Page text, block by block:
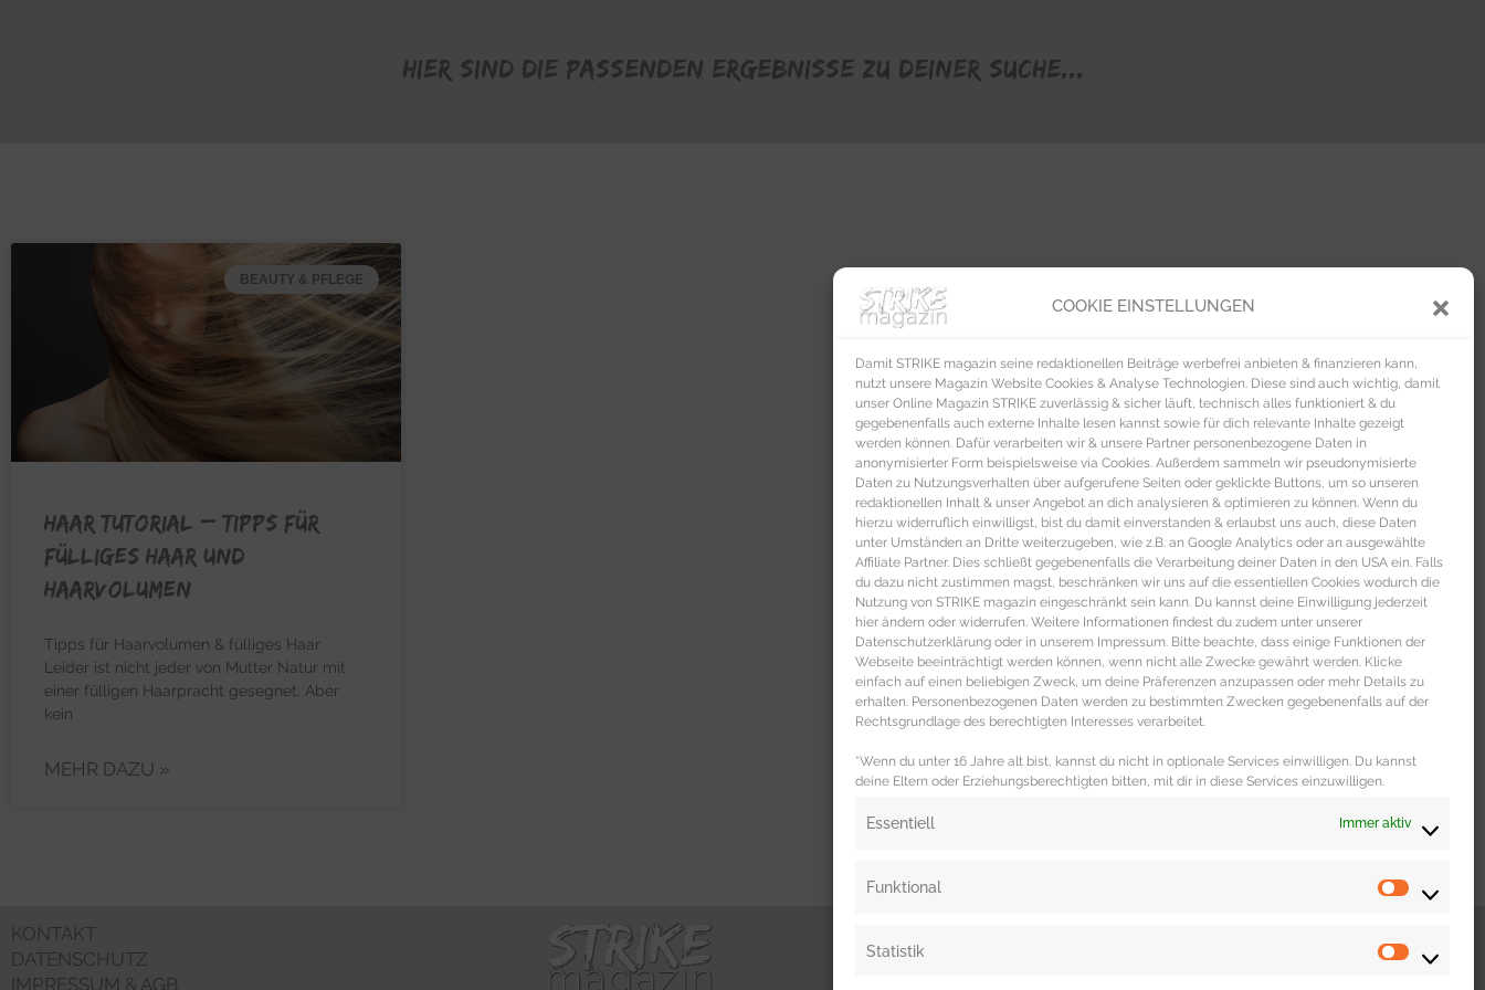
COOKIE EINSTELLUNGEN
Damit STRIKE magazin seine redaktionellen Beiträge werbefrei anbieten & finanzieren kann,
nutzt unsere Magazin Website Cookies & Analyse Technologien. Diese sind auch wichtig, damit
unser Online Magazin STRIKE zuverlässig & sicher läuft, technisch alles funktioniert & du
gegebenenfalls auch externe Inhalte lesen kannst sowie für dich relevante Inhalte gezeigt
werden können. Dafür verarbeiten wir & unsere Partner personenbezogene Daten in
anonymisierter Form beispielsweise via Cookies. Außerdem sammeln wir pseudonymisierte
Daten zu Nutzungsverhalten über aufgerufene Seiten oder geklickte Buttons, um so unseren
redaktionellen Inhalt & unser Angebot an dich analysieren & optimieren zu können. Wenn du
hierzu widerruflich einwilligst, bist du damit einverstanden & erlaubst uns auch, diese Daten
unter Umständen an Dritte weiterzugeben, wie z.B. an Google Analytics oder an ausgewählte
Affiliate Partner. Dies schließt gegebenenfalls die Verarbeitung deiner Daten in den USA ein. Falls
du dazu nicht zustimmen magst, beschränken wir uns auf die essentiellen Cookies wodurch die
Nutzung von STRIKE magazin eingeschränkt sein kann. Du kannst deine Einwilligung jederzeit
hier ändern oder widerrufen. Weitere Informationen findest du zudem unter unserer
Datenschutzerklärung oder in unserem Impressum. Bitte beachte, dass einige Funktionen der
Webseite beeinträchtigt werden können, wenn nicht alle Zwecke gewährt werden. Klicke
einfach auf einen beliebigen Zweck, um deine Präferenzen anzupassen oder mehr Details zu
erhalten. Personenbezogenen Daten werden zu bestimmten Zwecken gegebenenfalls auf der
Rechtsgrundlage des berechtigten Interesses verarbeitet.
*Wenn du unter 16 Jahre alt bist, kannst du nicht in optionale Services einwilligen. Du kannst
deine Eltern oder Erziehungsberechtigten bitten, mit dir in diese Services einzuwilligen.
Essentiell Immer aktiv
Funktional
Statistik
Hier sind die passenden Ergebnisse zu deiner Suche...
BEAUTY & PFLEGE
HAAR TUTORIAL – Tipps für
fülliges Haar und
Haarvolumen
Tipps für Haarvolumen & fülliges Haar
Leider ist nicht jeder von Mutter Natur mit
einer fülligen Haarpracht gesegnet. Aber
kein
MEHR DAZU »
KONTAKT
DATENSCHUTZ
IMPRESSUM & AGB